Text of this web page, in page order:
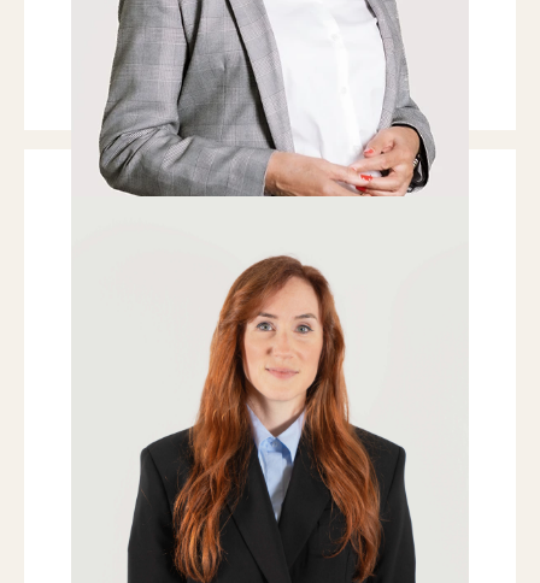
+41 41 709 00 16
+41 44 266 60 15
preisig@nobilis-estate.com
PUBLIC RELATIONS / WERBUNG
Ich empfinde grosse Freude an
einzigartiger Kommunikation –
Immobilien erzählen vom Leben.
+41 41 709 00 16